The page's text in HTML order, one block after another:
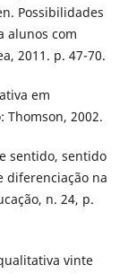
Possibilidades
alunos com
2011. p. 47-70.
em
Thomson, 2002.
sentido, sentido
diferenciação na
n. 24, p.
vinte